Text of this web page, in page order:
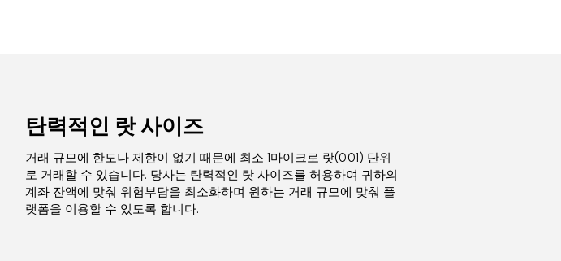
탄력적인 랏 사이즈
거래 규모에 한도나 제한이 없기 때문에 최소 1마이크로 랏(0.01) 단위
로 거래할 수 있습니다. 당사는 탄력적인 랏 사이즈를 허용하여 귀하의
계좌 잔액에 맞춰 위험부담을 최소화하며 원하는 거래 규모에 맞춰 플
랫폼을 이용할 수 있도록 합니다.